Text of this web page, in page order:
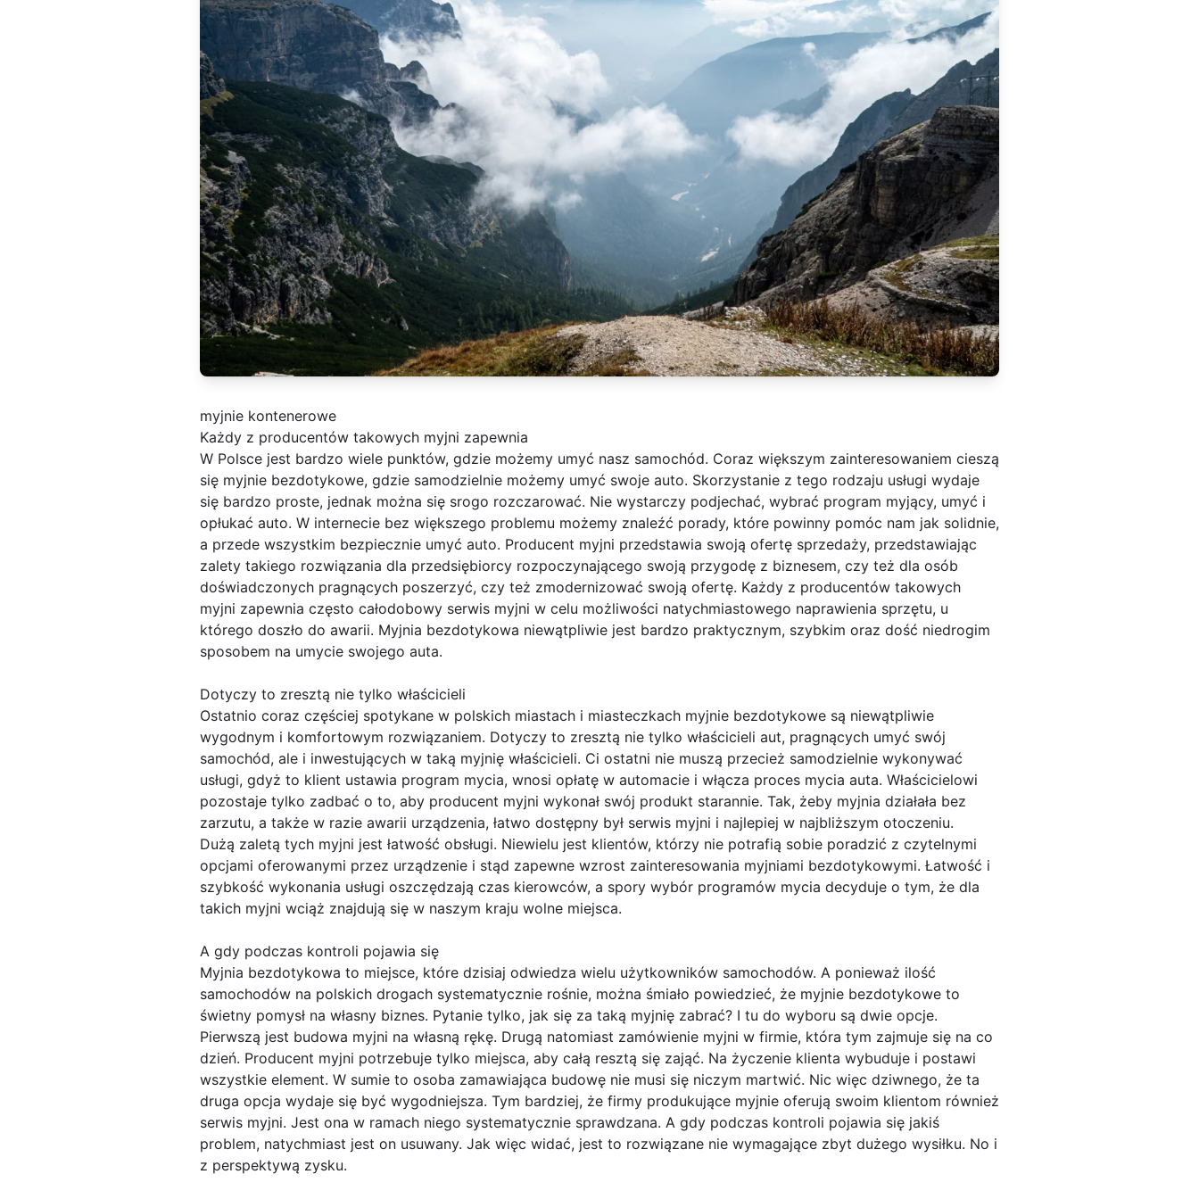
myjnie kontenerowe
Każdy z producentów takowych myjni zapewnia
W Polsce jest bardzo wiele punktów, gdzie możemy umyć nasz samochód. Coraz większym zainteresowaniem cieszą
się myjnie bezdotykowe, gdzie samodzielnie możemy umyć swoje auto. Skorzystanie z tego rodzaju usługi wydaje
się bardzo proste, jednak można się srogo rozczarować. Nie wystarczy podjechać, wybrać program myjący, umyć i
opłukać auto. W internecie bez większego problemu możemy znaleźć porady, które powinny pomóc nam jak solidnie,
a przede wszystkim bezpiecznie umyć auto. Producent myjni przedstawia swoją ofertę sprzedaży, przedstawiając
zalety takiego rozwiązania dla przedsiębiorcy rozpoczynającego swoją przygodę z biznesem, czy też dla osób
doświadczonych pragnących poszerzyć, czy też zmodernizować swoją ofertę. Każdy z producentów takowych
myjni zapewnia często całodobowy serwis myjni w celu możliwości natychmiastowego naprawienia sprzętu, u
którego doszło do awarii. Myjnia bezdotykowa niewątpliwie jest bardzo praktycznym, szybkim oraz dość niedrogim
sposobem na umycie swojego auta.
Dotyczy to zresztą nie tylko właścicieli
Ostatnio coraz częściej spotykane w polskich miastach i miasteczkach myjnie bezdotykowe są niewątpliwie
wygodnym i komfortowym rozwiązaniem. Dotyczy to zresztą nie tylko właścicieli aut, pragnących umyć swój
samochód, ale i inwestujących w taką myjnię właścicieli. Ci ostatni nie muszą przecież samodzielnie wykonywać
usługi, gdyż to klient ustawia program mycia, wnosi opłatę w automacie i włącza proces mycia auta. Właścicielowi
pozostaje tylko zadbać o to, aby producent myjni wykonał swój produkt starannie. Tak, żeby myjnia działała bez
zarzutu, a także w razie awarii urządzenia, łatwo dostępny był serwis myjni i najlepiej w najbliższym otoczeniu.
Dużą zaletą tych myjni jest łatwość obsługi. Niewielu jest klientów, którzy nie potrafią sobie poradzić z czytelnymi
opcjami oferowanymi przez urządzenie i stąd zapewne wzrost zainteresowania myjniami bezdotykowymi. Łatwość i
szybkość wykonania usługi oszczędzają czas kierowców, a spory wybór programów mycia decyduje o tym, że dla
takich myjni wciąż znajdują się w naszym kraju wolne miejsca.
A gdy podczas kontroli pojawia się
Myjnia bezdotykowa to miejsce, które dzisiaj odwiedza wielu użytkowników samochodów. A ponieważ ilość
samochodów na polskich drogach systematycznie rośnie, można śmiało powiedzieć, że myjnie bezdotykowe to
świetny pomysł na własny biznes. Pytanie tylko, jak się za taką myjnię zabrać? I tu do wyboru są dwie opcje.
Pierwszą jest budowa myjni na własną rękę. Drugą natomiast zamówienie myjni w firmie, która tym zajmuje się na co
dzień. Producent myjni potrzebuje tylko miejsca, aby całą resztą się zająć. Na życzenie klienta wybuduje i postawi
wszystkie element. W sumie to osoba zamawiająca budowę nie musi się niczym martwić. Nic więc dziwnego, że ta
druga opcja wydaje się być wygodniejsza. Tym bardziej, że firmy produkujące myjnie oferują swoim klientom również
serwis myjni. Jest ona w ramach niego systematycznie sprawdzana. A gdy podczas kontroli pojawia się jakiś
problem, natychmiast jest on usuwany. Jak więc widać, jest to rozwiązane nie wymagające zbyt dużego wysiłku. No i
z perspektywą zysku.